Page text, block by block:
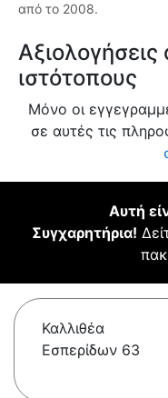
από το 2008.
ιστότοπους
Μόνο οι
σε αυτές τις
Αυτή
Συγχαρητήρια!
Καλλιθέα
Εσπερίδων 63